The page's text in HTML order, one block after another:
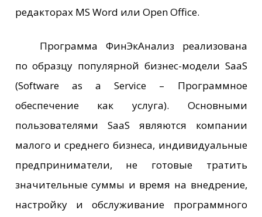
редакторах MS Word или Open Office.
Программа ФинЭкАнализ реализована
по образцу популярной бизнес-модели SaaS
(Software as a Service – Программное
обеспечение как услуга). Основными
пользователями SaaS являются компании
малого и среднего бизнеса, индивидуальные
предприниматели, не готовые тратить
значительные суммы и время на внедрение,
настройку и обслуживание программного